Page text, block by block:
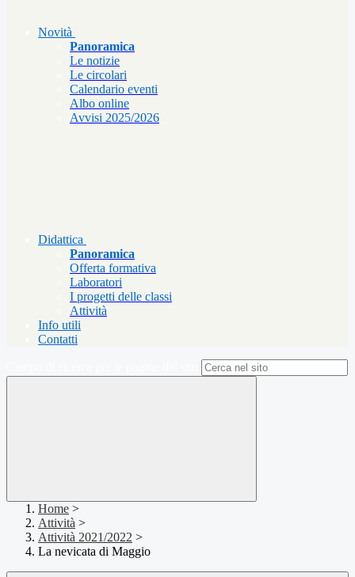
Novità
Panoramica
Le notizie
Le circolari
Calendario eventi
Albo online
Avvisi 2025/2026
Didattica
Panoramica
Offerta formativa
Laboratori
I progetti delle classi
Attività
Info utili
Contatti
Home >
Attività >
Attività 2021/2022 >
La nevicata di Maggio